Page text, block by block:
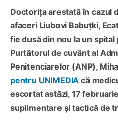
Doctorița arestată în cazul
afaceri Liubovi Babuțki,
fie dusă din nou la un
Purtătorul de cuvânt al
Penitenciarelor (ANP),
pentru UNIMEDIA că
escortat astăzi, 17
suplimentare și tactică de